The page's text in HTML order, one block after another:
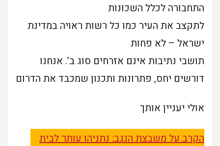
התחבורה לכלל השכונות
לתקצב את העיר כמו כל רשות ראויה במדינת
ישראל – לא פחות
תושבי נתיבות אינם אזרחים סוג ב’. אנחנו
דורשים יחס, פתרונות ותכנון שמכבד את הדרום
אולי יעניין אותך
הקרב על משבצת הנגב: נתניהו עותר לבית